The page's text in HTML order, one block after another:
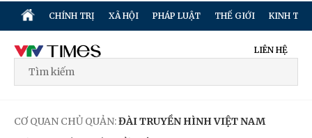
CHÍNH TRỊ XÃ HỘI PHÁP LUẬT THẾ GIỚI KINH TẾ
LIÊN HỆ
CƠ QUAN CHỦ QUẢN:ĐÀI TRUYỀN HÌNH VIỆT NAM